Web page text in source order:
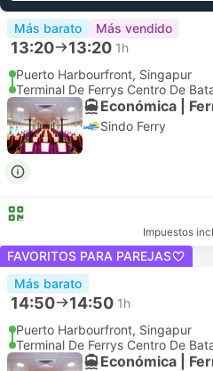
Más barato Más vendido
13:20 13:20 1h
Puerto Harbourfront, Singapur
Terminal De Ferrys Centro De
Económica |
Sindo Ferry
Impuestos
FAVORITOS PARA PAREJAS
Más barato
14:50 14:50 1h
Puerto Harbourfront, Singapur
Terminal De Ferrys Centro De
Económica |